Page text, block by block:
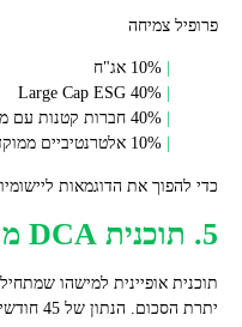
פרופיל צמיחה
10% אג"ח
40% Large Cap ESG
40% חברות קטנות עם מיקוד אימפקט ותמאטיים (small cap)
10% אלטרנטיביים ממוקדי SDG
כדי להפוך את הדוגמאות ליישומיות, חשב שהתחלת עם 10–20% ככניסה ראשונית והשאר
5. תוכנית DCA מעשית ופרקטיקה של עלויות
יתרת הסכום. הנתון של 45 חודשים הוא דוגמה שמאזנת יציבות עם משמעת; אתה יכול לקצר או להאריך את התקופה לפי סיבולת הסיכון שלך.